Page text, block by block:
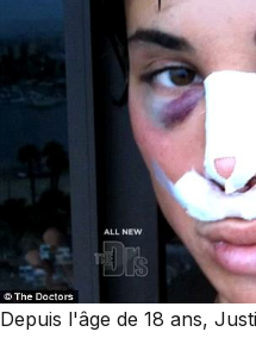
Depuis l'âge de 18 ans,